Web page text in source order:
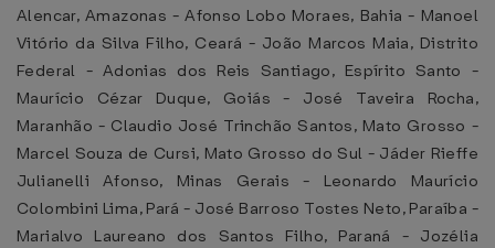
Alencar, Amazonas - Afonso Lobo Moraes, Bahia - Manoel
Vitório da Silva Filho, Ceará - João Marcos Maia, Distrito
Federal - Adonias dos Reis Santiago, Espírito Santo -
Maurício Cézar Duque, Goiás - José Taveira Rocha,
Maranhão - Claudio José Trinchão Santos, Mato Grosso -
Marcel Souza de Cursi, Mato Grosso do Sul - Jáder Rieffe
Julianelli Afonso, Minas Gerais - Leonardo Maurício
Colombini Lima, Pará - José Barroso Tostes Neto, Paraíba -
Marialvo Laureano dos Santos Filho, Paraná - Jozélia